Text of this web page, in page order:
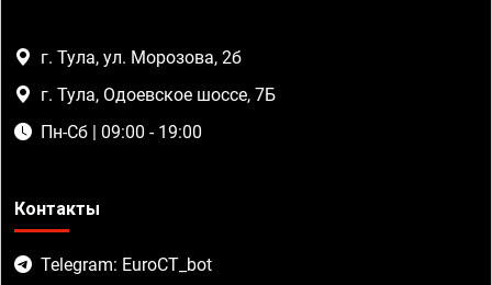
г. Тула, ул. Морозова, 2б
г. Тула, Одоевское шоссе, 7Б
Пн-Сб | 09:00 - 19:00
Контакты
Telegram: EuroCT_bot